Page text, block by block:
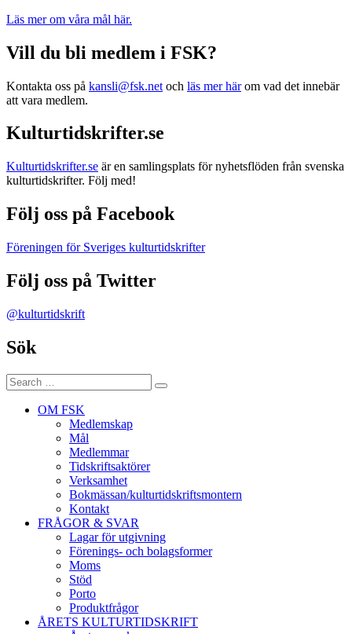
Läs mer om våra mål här.
Vill du bli medlem i FSK?
Kontakta oss på kansli@fsk.net och läs mer härom vad det innebär
att vara medlem.
Kulturtidskrifter.se
Kulturtidskrifter.se är en samlingsplats för nyhetsflöden från svenska
kulturtidskrifter. Följ med!
Följ oss på Facebook
Föreningen för Sveriges kulturtidskrifter
Följ oss på Twitter
@kulturtidskrift
Sök
Search
for:
Search
OM FSK
Medlemskap
Mål
Medlemmar
Tidskriftsaktörer
Verksamhet
Bokmässan/kulturtidskriftsmontern
Kontakt
FRÅGOR & SVAR
Lagar för utgivning
Förenings- och bolagsformer
Moms
Stöd
Porto
Produktfrågor
ÅRETS KULTURTIDSKRIFT